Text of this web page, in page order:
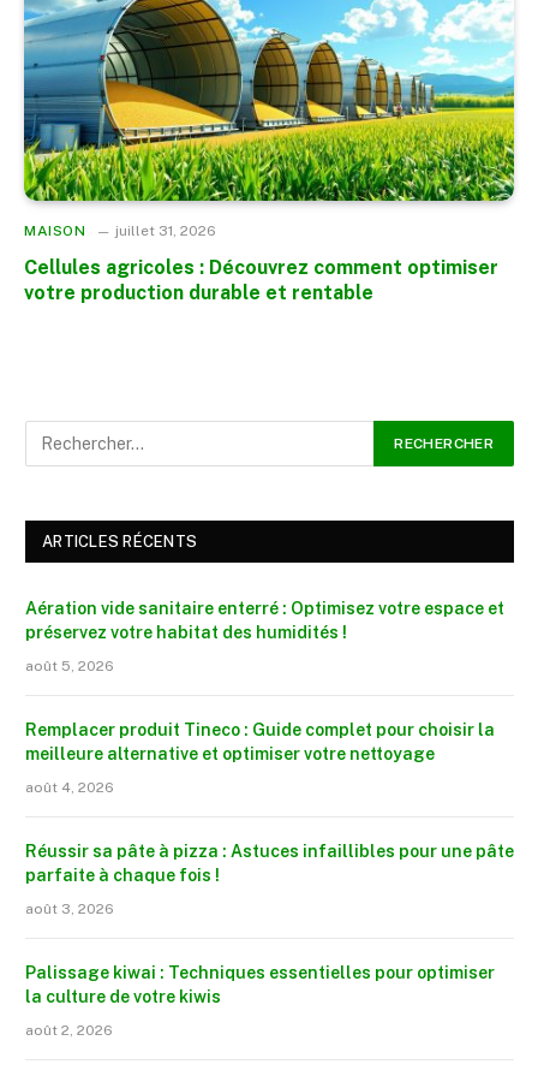
MAISON juillet 31, 2026
Cellules agricoles : Découvrez comment optimiser
votre production durable et rentable
ARTICLES RÉCENTS
Aération vide sanitaire enterré : Optimisez votre espace et
préservez votre habitat des humidités !
août 5, 2026
Remplacer produit Tineco : Guide complet pour choisir la
meilleure alternative et optimiser votre nettoyage
août 4, 2026
Réussir sa pâte à pizza : Astuces infaillibles pour une pâte
parfaite à chaque fois !
août 3, 2026
Palissage kiwai : Techniques essentielles pour optimiser
la culture de votre kiwis
août 2, 2026